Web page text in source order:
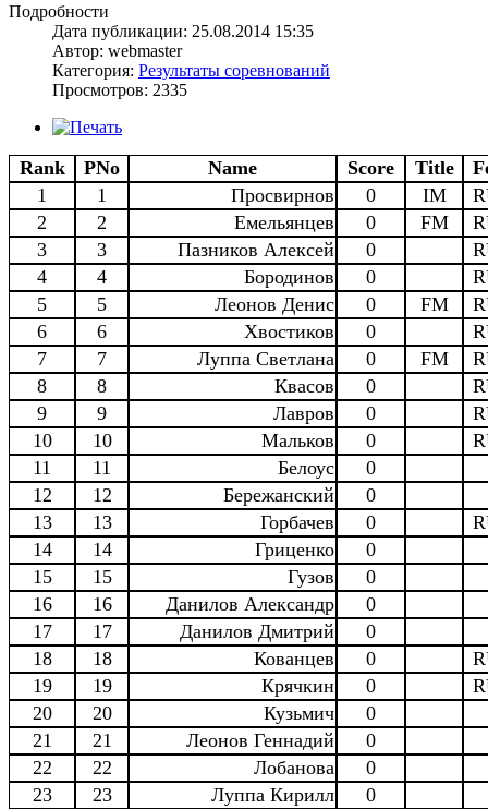
Подробности
Дата публикации: 25.08.2014 15:35
Автор: webmaster
Категория: Результаты соревнований
Просмотров: 2335
Rank PNo Name Score Title
1
1 Просвирнов 0 IM
2
2 Емельянцев 0 FM
3
3 Пазников Алексей 0
4
4 Бородинов 0
5
5 Леонов Денис 0 FM
6
6 Хвостиков 0
7
7 Луппа Светлана 0 FM
8
8 Квасов 0
9
9 Лавров 0
10
10 Мальков 0
11
11 Белоус
0
12
12 Бережанский
0
13
13 Горбачев 0
14
14 Гриценко
0
15
15 Гузов
0
16
16 Данилов Александр
0
17
17 Данилов Дмитрий
0
18
18 Кованцев 0
19
19 Крячкин 0
20
20 Кузьмич
0
21
21 Леонов Геннадий
0
22
22 Лобанова
0
23
23 Луппа Кирилл
0